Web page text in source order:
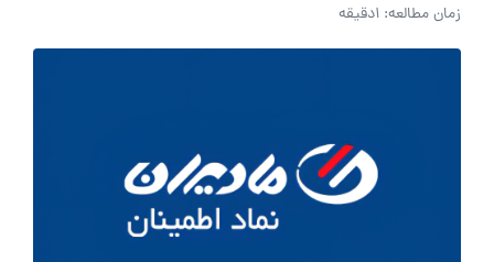
زمان مطالعه: 1دقیقه